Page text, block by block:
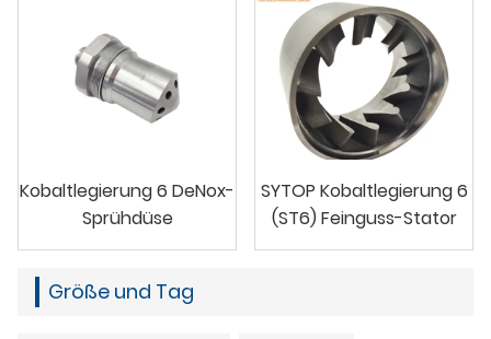
Kobaltlegierung 6 DeNox-
Sprühdüse
SYTOP Kobaltlegierung 6
(ST6) Feinguss-Stator
Größe und Tag